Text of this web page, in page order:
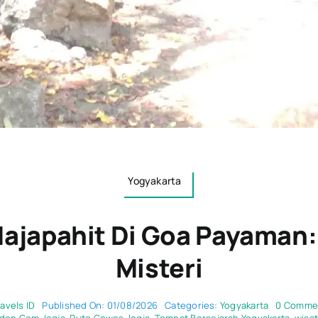
Yogyakarta
Di Goa
Misteri
ID Published On: 01/08/2026 Categories: Yogyakarta 0